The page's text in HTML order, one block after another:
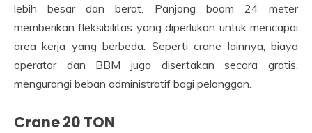
lebih besar dan berat. Panjang boom 24 meter
memberikan fleksibilitas yang diperlukan untuk mencapai
area kerja yang berbeda. Seperti crane lainnya, biaya
operator dan BBM juga disertakan secara gratis,
mengurangi beban administratif bagi pelanggan.
Crane 20 TON